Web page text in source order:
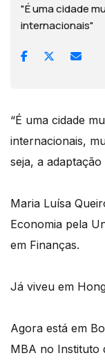
"É uma cidade
internacionais"
“É uma cidade
internacionais,
seja, a
Maria Luísa
Economia pela
em Finanças.
Já viveu em
Agora está em
MBA no Instituto